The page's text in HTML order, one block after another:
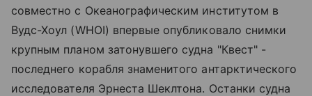
совместно с Океанографическим институтом в
Вудс-Хоул (WHOI) впервые опубликовало снимки
крупным планом затонувшего судна "Квест" -
последнего корабля знаменитого антарктического
исследователя Эрнеста Шеклтона. Останки судна